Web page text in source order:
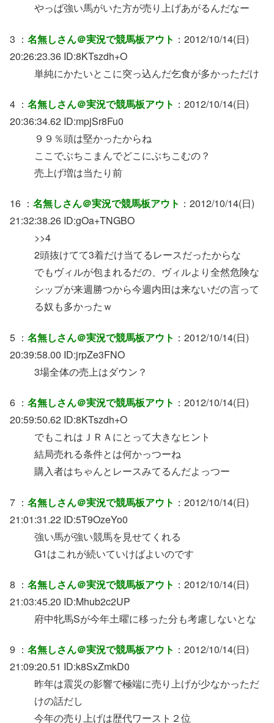
やっぱ強い馬がいた方が売り上げあがるんだなー
3 ： 名無しさん＠実況で競馬板アウト ：2012/10/14(日)
20:26:23.36 ID:8KTszdh+O
単純にかたいとこに突っ込んだ乞食が多かっただけ
4 ： 名無しさん＠実況で競馬板アウト ：2012/10/14(日)
20:36:34.62 ID:mpjSr8Fu0
９９％頭は堅かったからね
ここでぶちこまんでどこにぶちこむの？
売上げ増は当たり前
16 ： 名無しさん＠実況で競馬板アウト ：2012/10/14(日)
21:32:38.26 ID:gOa+TNGBO
>>4
2頭抜けてて3着だけ当てるレースだったからな
でもヴィルが包まれるだの、ヴィルより全然危険な
シップが来週勝つから今週内田は来ないだの言って
る奴も多かったｗ
5 ： 名無しさん＠実況で競馬板アウト ：2012/10/14(日)
20:39:58.00 ID:jrpZe3FNO
3場全体の売上はダウン？
6 ： 名無しさん＠実況で競馬板アウト ：2012/10/14(日)
20:59:50.62 ID:8KTszdh+O
でもこれはＪＲＡにとって大きなヒント
結局売れる条件とは何かっつーね
購入者はちゃんとレースみてるんだよっつー
7 ： 名無しさん＠実況で競馬板アウト ：2012/10/14(日)
21:01:31.22 ID:5T9OzeYo0
強い馬が強い競馬を見せてくれる
G1はこれが続いていけばよいのです
8 ： 名無しさん＠実況で競馬板アウト ：2012/10/14(日)
21:03:45.20 ID:Mhub2c2UP
府中牝馬Sが今年土曜に移った分も考慮しないとな
9 ： 名無しさん＠実況で競馬板アウト ：2012/10/14(日)
21:09:20.51 ID:k8SxZmkD0
昨年は震災の影響で極端に売り上げが少なかっただ
けの話だし
今年の売り上げは歴代ワースト２位